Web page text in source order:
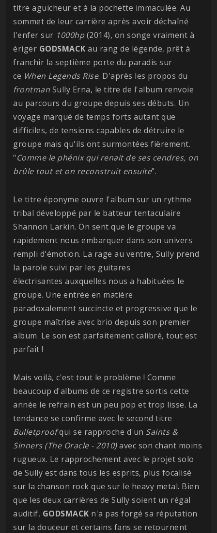
titre aguicheur et à la pochette immaculée. Au
sommet de leur carrière après avoir déchaîné
l'enfer sur 1000hp(2014), on songe vraiment à
ériger GODSMACK au rang de légende, prêt à
franchir la septième porte du paradis sur
ce When Legends Rise. D'après les propos du
frontman Sully Erna, le titre de l'album renvoie
au parcours du groupe depuis ses débuts. Un
voyage marqué de temps forts autant que
difficiles, de tensions capables de détruire le
groupe mais qu'ils ont surmontées fièrement.
"Comme le phénix qui renait de ses cendres, on
brûle tout et on reconstruit ensuite".
Le titre éponyme ouvre l'album sur un rythme
tribal développé par le batteur tentaculaire
Shannon Larkin. On sent que le groupe va
rapidement nous embarquer dans son univers
rempli d'émotion. La rage au ventre, Sully prend
la parole suivi par les guitares
électrisantes auxquelles nous a habituées le
groupe. Une entrée en matière
paradoxalement succincte et progressive que le
groupe maîtrise avec brio depuis son premier
album. Le son est parfaitement calibré, tout est
parfait !
Mais voilà, c'est tout le problème ! Comme
beaucoup d'albums de ce registre sortis cette
année le refrain est un peu pop et trop lisse. La
tendance se confirme avec le second titre
Bulletproofqui se rapproche d'un Saints &
Sinners (The Oracle - 2010)avec son chant moins
rugueux. Le rapprochement avec le projet solo
de Sully est dans tous les esprits, plus focalisé
sur la chanson rock que sur le heavy metal. Bien
que les deux carrières de Sully soient un régal
auditif, GODSMACK n'a pas forgé sa réputation
sur la douceur et certains fans se retournent